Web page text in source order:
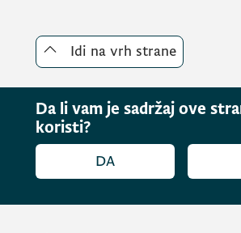
Idi na vrh strane
Da li vam je sadržaj ove
koristi?
DA